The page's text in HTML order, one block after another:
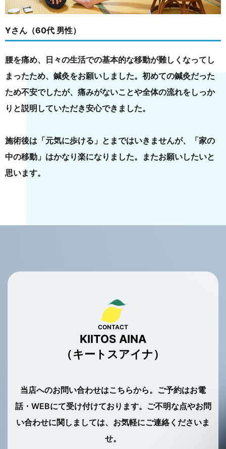
Yさん（60代 男性）
腰を痛め、日々の生活での基本的な移動が難しくなってし
まったため、鍼灸をお願いしました。初めての鍼灸だった
ため不安でしたが、痛みがないことや全体の流れをしっか
りと説明していただき安心できました。
施術後は「元気に歩ける」とまではいきませんが、「家の
中の移動」はかなり楽になりました。またお願いしたいと
思います。
CONTACT
KIITOS AINA
（キートスアイナ）
当店へのお問い合わせはこちらから。 ご予約はお電
話・WEBにて受け付けております。 ご不明な点やお問
い合わせに関しましては、お気軽にご連絡くださいま
せ。